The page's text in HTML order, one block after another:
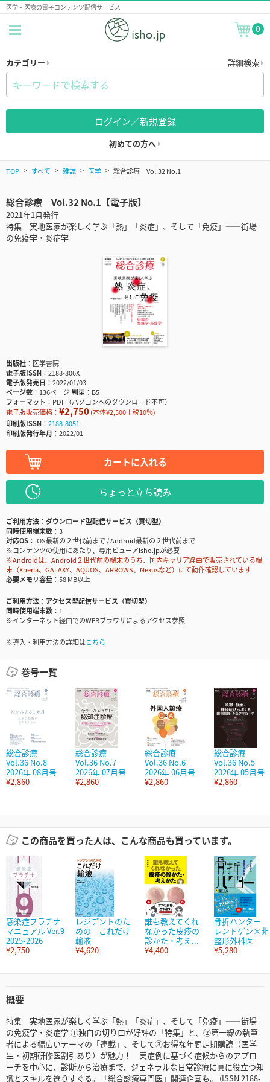
医学・医療の電子コンテンツ配信サービス
0
カテゴリー 詳細検索
ログイン／新規登録
初めての方へ
TOP すべて 雑誌 医学 総合診療 Vol.32 No.1
総合診療 Vol.32 No.1【電子版】
2021年1月発行
特集 実地医家が楽しく学ぶ「熱」「炎症」、そして「免疫」――街場
の免疫学・炎症学
出版社
医学書院
電子版ISSN
2188-806X
電子版発売日
2022/01/03
ページ数
136ページ判型
B5
フォーマット
PDF（パソコンへのダウンロード不可）
電子版販売価格： ¥2,750(本体¥2,500＋税10％)
印刷版ISSN
2188-8051
印刷版発行年月
2022/01
カートに入れる
ちょっと立ち読み
ご利用方法
ダウンロード型配信サービス（買切型）
同時使用端末数
3
対応OS
iOS最新の２世代前まで / Android最新の２世代前まで
※コンテンツの使用にあたり、専用ビューアisho.jpが必要
※Androidは、Android２世代前の端末のうち、国内キャリア経由で販売されている端
末（Xperia、GALAXY、AQUOS、ARROWS、Nexusなど）にて動作確認しています
必要メモリ容量
58 MB以上
ご利用方法
アクセス型配信サービス（買切型）
同時使用端末数
1
※インターネット経由でのWEBブラウザによるアクセス参照
※導入・利用方法の詳細はこちら
巻号一覧
総合診療
Vol.36 No.8
2026年 08月号
¥2,860
総合診療
Vol.36 No.7
2026年 07月号
¥2,860
総合診療
Vol.36 No.6
2026年 06月号
¥2,860
総合診療
Vol.36 No.5
2026年 05月号
¥2,860
この商品を買った人は、こんな商品も買っています。
感染症プラチナ
マニュアル Ver.9
2025-2026
¥2,750
レジデントのた
めの これだけ
輸液
¥4,620
誰も教えてくれ
なかった皮疹の
診かた・考え...
¥4,400
骨折ハンター
レントゲン×非
整形外科医
¥5,280
概要
特集 実地医家が楽しく学ぶ「熱」「炎症」、そして「免疫」――街場
の免疫学・炎症学 ①独自の切り口が好評の「特集」と、②第一線の執筆
者による幅広いテーマの「連載」、そして③お得な年間定期購読（医学
生・初期研修医割引あり）が魅力！ 実症例に基づく症候からのアプロ
ーチを中心に、診断から治療まで、ジェネラルな日常診療に真に役立つ知
識とスキルを選りすぐる。「総合診療専門医」関連企画も。 (ISSN 2188-